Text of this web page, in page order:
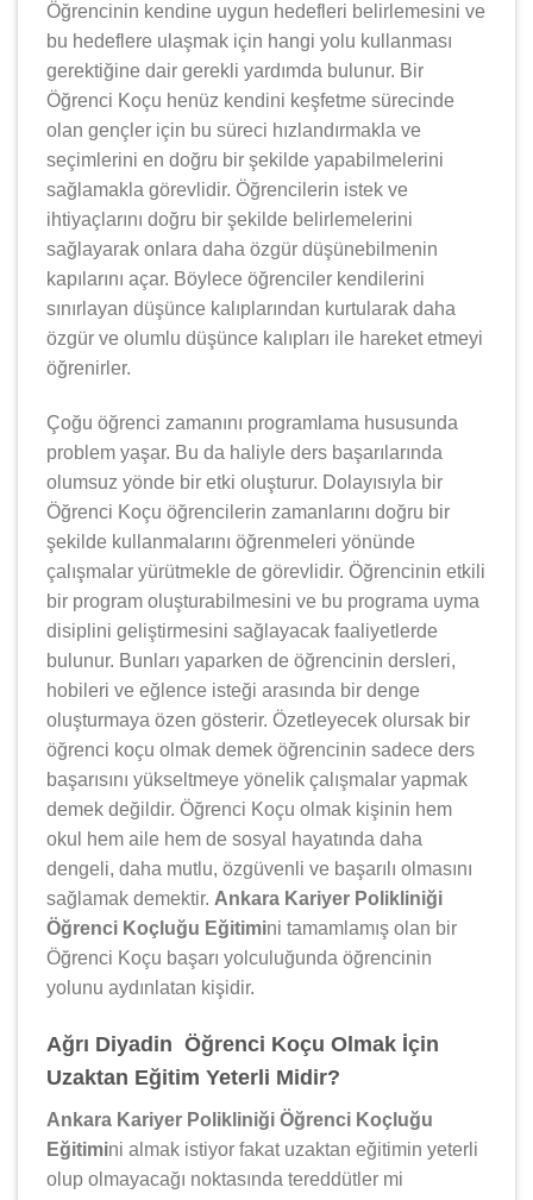
Öğrencinin kendine uygun hedefleri belirlemesini ve
bu hedeflere ulaşmak için hangi yolu kullanması
gerektiğine dair gerekli yardımda bulunur. Bir
Öğrenci Koçu henüz kendini keşfetme sürecinde
olan gençler için bu süreci hızlandırmakla ve
seçimlerini en doğru bir şekilde yapabilmelerini
sağlamakla görevlidir. Öğrencilerin istek ve
ihtiyaçlarını doğru bir şekilde belirlemelerini
sağlayarak onlara daha özgür düşünebilmenin
kapılarını açar. Böylece öğrenciler kendilerini
sınırlayan düşünce kalıplarından kurtularak daha
özgür ve olumlu düşünce kalıpları ile hareket etmeyi
öğrenirler.
Çoğu öğrenci zamanını programlama hususunda
problem yaşar. Bu da haliyle ders başarılarında
olumsuz yönde bir etki oluşturur. Dolayısıyla bir
Öğrenci Koçu öğrencilerin zamanlarını doğru bir
şekilde kullanmalarını öğrenmeleri yönünde
çalışmalar yürütmekle de görevlidir. Öğrencinin etkili
bir program oluşturabilmesini ve bu programa uyma
disiplini geliştirmesini sağlayacak faaliyetlerde
bulunur. Bunları yaparken de öğrencinin dersleri,
hobileri ve eğlence isteği arasında bir denge
oluşturmaya özen gösterir. Özetleyecek olursak bir
öğrenci koçu olmak demek öğrencinin sadece ders
başarısını yükseltmeye yönelik çalışmalar yapmak
demek değildir. Öğrenci Koçu olmak kişinin hem
okul hem aile hem de sosyal hayatında daha
dengeli, daha mutlu, özgüvenli ve başarılı olmasını
sağlamak demektir. Ankara Kariyer Polikliniği
Öğrenci Koçluğu Eğitimini tamamlamış olan bir
Öğrenci Koçu başarı yolculuğunda öğrencinin
yolunu aydınlatan kişidir.
Ağrı Diyadin Öğrenci Koçu Olmak İçin
Uzaktan Eğitim Yeterli Midir?
Ankara Kariyer Polikliniği Öğrenci Koçluğu
Eğitimini almak istiyor fakat uzaktan eğitimin yeterli
olup olmayacağı noktasında tereddütler mi